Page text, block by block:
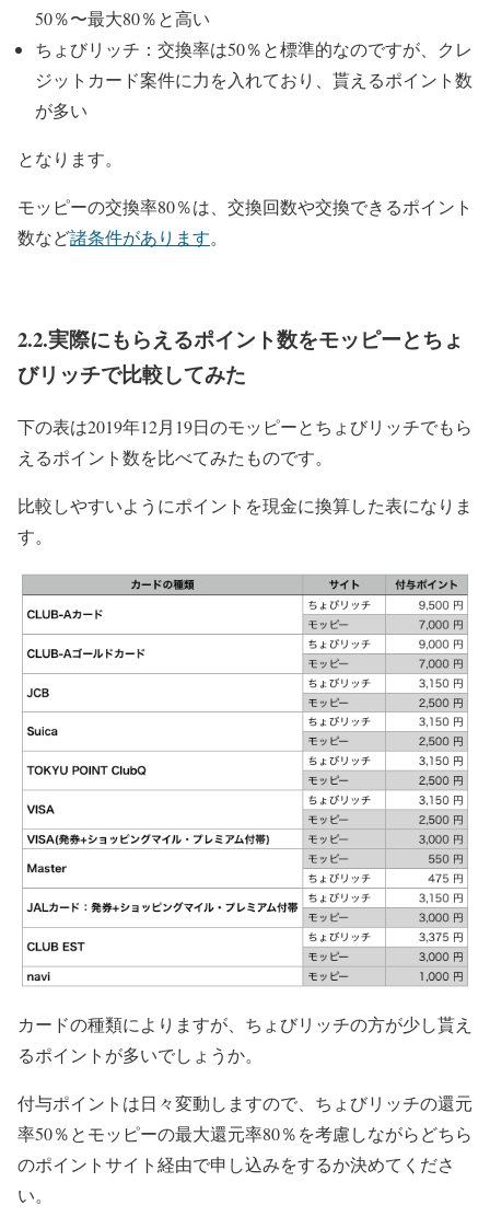
50％〜最大80％と高い
ちょびリッチ：交換率は50％と標準的なのですが、クレ
ジットカード案件に力を入れており、貰えるポイント数
が多い
となります。
モッピーの交換率80％は、交換回数や交換できるポイント
数など諸条件があります。
2.2.実際にもらえるポイント数をモッピーとちょ
びリッチで比較してみた
下の表は2019年12月19日のモッピーとちょびリッチでもら
えるポイント数を比べてみたものです。
比較しやすいようにポイントを現金に換算した表になりま
す。
カードの種類によりますが、ちょびリッチの方が少し貰え
るポイントが多いでしょうか。
付与ポイントは日々変動しますので、ちょびリッチの還元
率50％とモッピーの最大還元率80％を考慮しながらどちら
のポイントサイト経由で申し込みをするか決めてくださ
い。